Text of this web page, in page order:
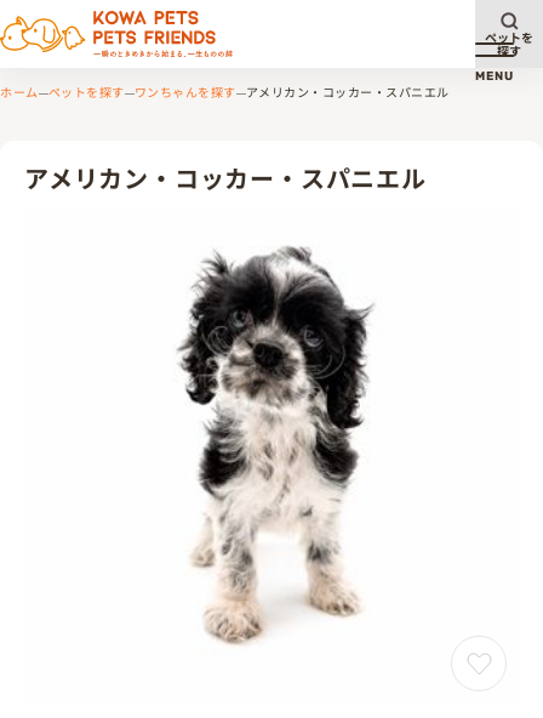
メニ
MENU
ペットを
探す
ホーム ペットを探す ワンちゃんを探す アメリカン・コッカー・スパニエル
アメリカン・コッカー・スパニエル